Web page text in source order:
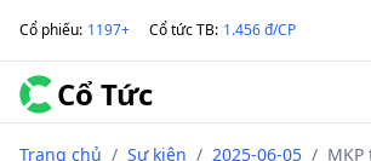
Cổ phiếu: 1197+ Cổ tức TB: 1.456 đ/CP
Cổ Tức
Trang chủ / Sự kiện / 2025-06-05 /